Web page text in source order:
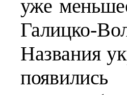
уже
Галицко-
Названия
появ